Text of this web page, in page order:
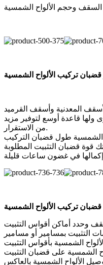
قاعدة أوسع لتوفير مزيد
من الاستقرار.